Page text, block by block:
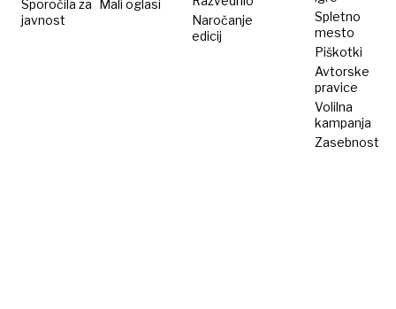
Sporočila za
javnost
Mali oglasi
Naročanje
edicij
Spletno
mesto
Piškotki
Avtorske
pravice
Volilna
kampanja
Zasebnost